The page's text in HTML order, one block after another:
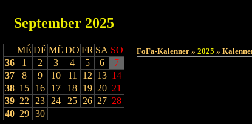
September 2025
MÉ DË MË DO FR SA SO
36
1 2 3 4 5 6
7
37
8 9 10 11 12 13 14
38 15 16 17 18 19 20 21
39 22 23 24 25 26 27 28
40 29 30
FoFa-Kalenner » 2025 »